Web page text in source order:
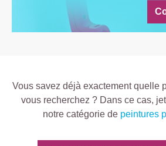
o
Vous savez déjà exactement quelle
vous recherchez ? Dans ce cas,
notre catégorie de peintures